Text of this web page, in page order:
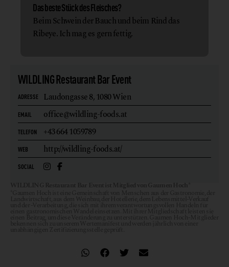
Das beste Stück des Fleisches?
Beim Schwein der Bauch und beim Rind das
Ribeye. Ich mag es gern fettig.
WILDLING Restaurant Bar Event
ADRESSE Laudongasse 8,1080 Wien
EMAIL office@wildling-foods.at
TELEFON +43 664 1059789
WEB http://wildling-foods.at/
SOCIAL